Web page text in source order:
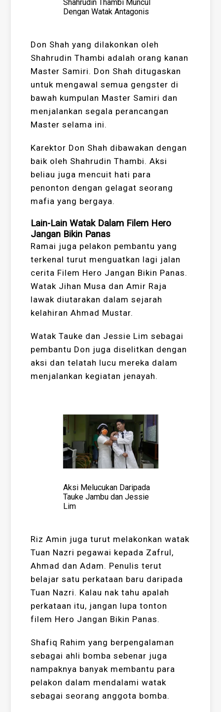
Shahrudin Thambi Muncul
Dengan Watak Antagonis
Don Shah yang dilakonkan oleh
Shahrudin Thambi adalah orang kanan
Master Samiri. Don Shah ditugaskan
untuk mengawal semua gengster di
bawah kumpulan Master Samiri dan
menjalankan segala perancangan
Master selama ini.
Karektor Don Shah dibawakan dengan
baik oleh Shahrudin Thambi. Aksi
beliau juga mencuit hati para
penonton dengan gelagat seorang
mafia yang bergaya.
Lain-Lain Watak Dalam Filem Hero
Jangan Bikin Panas
Ramai juga pelakon pembantu yang
terkenal turut menguatkan lagi jalan
cerita Filem Hero Jangan Bikin Panas.
Watak Jihan Musa dan Amir Raja
lawak diutarakan dalam sejarah
kelahiran Ahmad Mustar.
Watak Tauke dan Jessie Lim sebagai
pembantu Don juga diselitkan dengan
aksi dan telatah lucu mereka dalam
menjalankan kegiatan jenayah.
Aksi Melucukan Daripada
Tauke Jambu dan Jessie
Lim
Riz Amin juga turut melakonkan watak
Tuan Nazri pegawai kepada Zafrul,
Ahmad dan Adam. Penulis terut
belajar satu perkataan baru daripada
Tuan Nazri. Kalau nak tahu apalah
perkataan itu, jangan lupa tonton
filem Hero Jangan Bikin Panas.
Shafiq Rahim yang berpengalaman
sebagai ahli bomba sebenar juga
nampaknya banyak membantu para
pelakon dalam mendalami watak
sebagai seorang anggota bomba.